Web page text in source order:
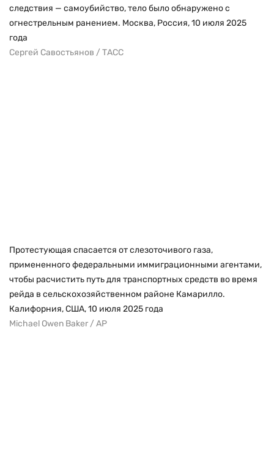
следствия — самоубийство, тело было обнаружено с
огнестрельным ранением. Москва, Россия, 10 июля 2025
года
Сергей Савостьянов / ТАСС
Протестующая спасается от слезоточивого газа,
примененного федеральными иммиграционными агентами,
чтобы расчистить путь для транспортных средств во время
рейда в сельскохозяйственном районе Камарилло.
Калифорния, США, 10 июля 2025 года
Michael Owen Baker / AP